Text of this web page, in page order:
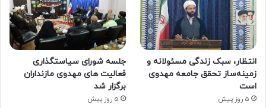
انتظار، سبک زندگی مسئولانه و
زمینه‌ساز تحقق جامعه مهدوی
است
5 روز پیش
جلسه شورای سیاستگذاری
فعالیت های مهدوی مازنداران
برگزار شد
5 روز پیش